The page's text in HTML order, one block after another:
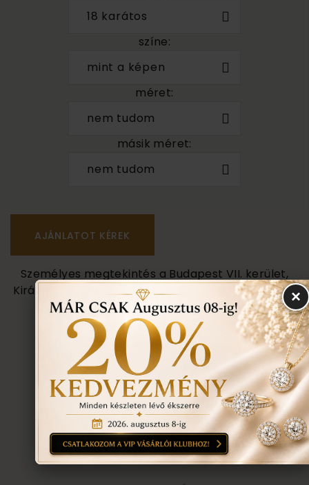
18 karátos
színe:
mint a képen
méret:
nem tudom
másik méret:
nem tudom
Személyes megtekintés a Budapest VII. kerület,
Király u. 1/b címen található üzletünkben történik.
VISSZA A TERMÉKEKHEZ
EGYEZTETÉS
TOVÁBBI INFORMÁCIÓ
×